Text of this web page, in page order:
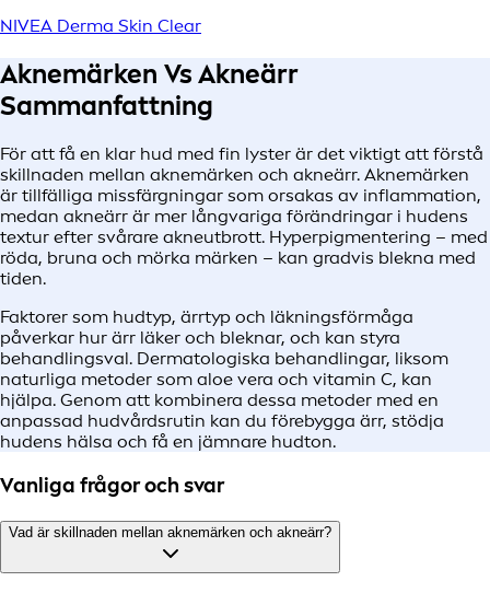
NIVEA Derma Skin Clear
Aknemärken Vs Akneärr
Sammanfattning
För att få en klar hud med fin lyster är det viktigt att förstå
skillnaden mellan aknemärken och akneärr. Aknemärken
är tillfälliga missfärgningar som orsakas av inflammation,
medan akneärr är mer långvariga förändringar i hudens
textur efter svårare akneutbrott. Hyperpigmentering – med
röda, bruna och mörka märken – kan gradvis blekna med
tiden.
Faktorer som hudtyp, ärrtyp och läkningsförmåga
påverkar hur ärr läker och bleknar, och kan styra
behandlingsval. Dermatologiska behandlingar, liksom
naturliga metoder som aloe vera och vitamin C, kan
hjälpa. Genom att kombinera dessa metoder med en
anpassad hudvårdsrutin kan du förebygga ärr, stödja
hudens hälsa och få en jämnare hudton.
Vanliga frågor och svar
Vad är skillnaden mellan aknemärken och akneärr?